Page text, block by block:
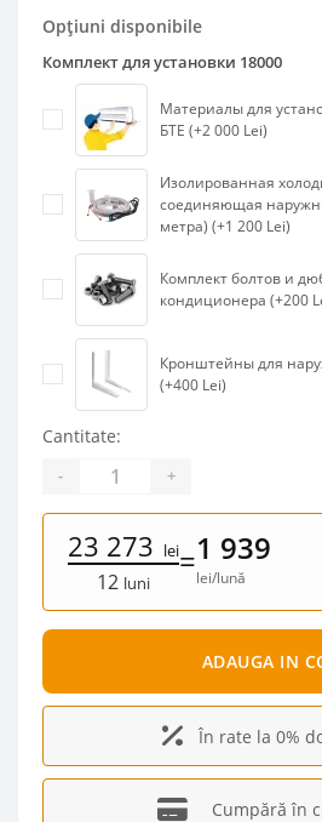
Opțiuni disponibile
Комплект для установки 18000
Материалы для
БТЕ (+2 000 Lei)
Изолированная
соединяющая
метра) (+1 200 Lei)
Комплект болтов и
кондиционера (+200
Кронштейны для
(+400 Lei)
Cantitate:
- +
23 273 lei
12 luni
=1 939
lei/lună
ADAUGA IN
În rate la 0%
Cumpără în